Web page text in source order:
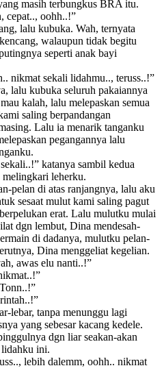
masih terbungkus BRA itu.
cepat.., oohh..!”
lalu kubuka. Wah, ternyata
walaupun tidak begitu
seperti anak bayi
nikmat sekali lidahmu.., teruss..!”
lalu kubuka seluruh pakaiannya
kalah, lalu melepaskan semua
saling berpandangan
Lalu ia menarik tanganku
pegangannya lalu
katanya sambil kedua
leherku.
pelan di atas ranjangnya, lalu aku
sesaat mulut kami saling pagut
erat. Lalu mulutku mulai
dgn lembut, Dina mendesah-
di dadanya, mulutku pelan-
Dina menggeliat kegelian.
awas elu nanti..!”
lebar, tanpa menunggu lagi
yang sebesar kacang kedele.
dgn liar seakan-akan
lidahku ini.
lebih dalemm, oohh.. nikmat